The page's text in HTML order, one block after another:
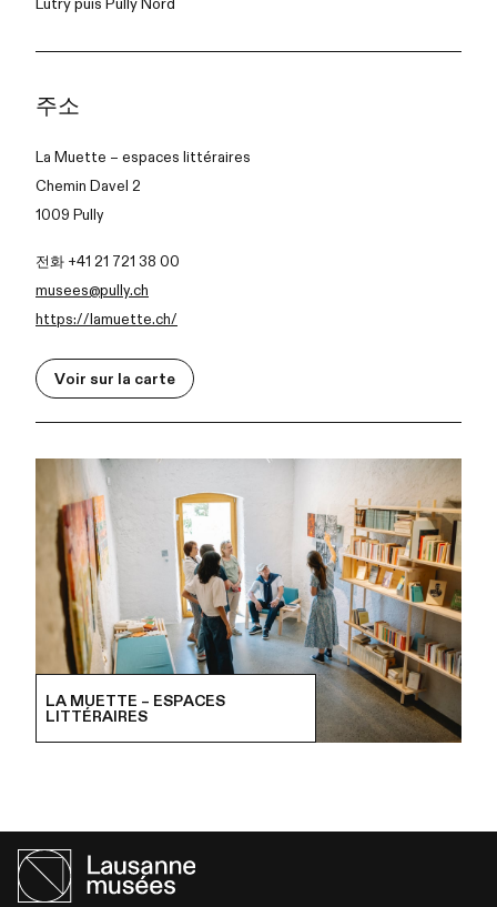
Lutry puis Pully Nord
주소
La Muette – espaces littéraires
Chemin Davel 2
1009 Pully
전화 +41 21 721 38 00
musees@pully.ch
https://lamuette.ch/
Voir sur la carte
LA MUETTE – ESPACES
LITTÉRAIRES